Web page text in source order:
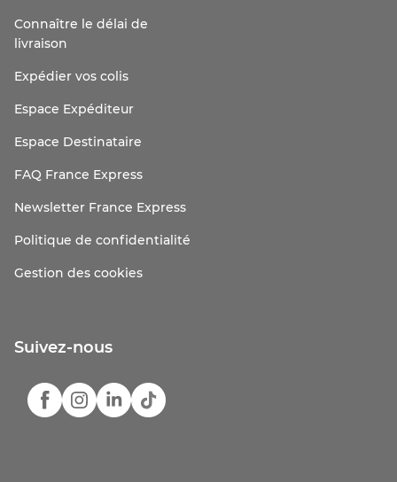
Connaître le délai de
livraison
Expédier vos colis
Espace Expéditeur
Espace Destinataire
FAQ France Express
Newsletter France Express
Politique de confidentialité
Gestion des cookies
Suivez-nous